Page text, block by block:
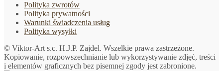
Polityka zwrotów
Polityka prywatności
Warunki świadczenia usług
Polityka wysyłki
© Viktor-Art s.c. H.J.P. Zajdel. Wszelkie prawa zastrzeżone.
Kopiowanie, rozpowszechnianie lub wykorzystywanie zdjęć, treści
i elementów graficznych bez pisemnej zgody jest zabronione.